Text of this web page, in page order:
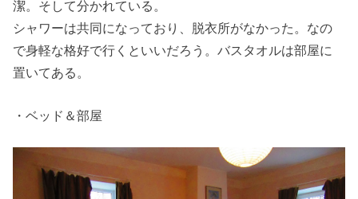
潔。そして分かれている。
シャワーは共同になっており、脱衣所がなかった。なの
で身軽な格好で行くといいだろう。バスタオルは部屋に
置いてある。
・ベッド＆部屋